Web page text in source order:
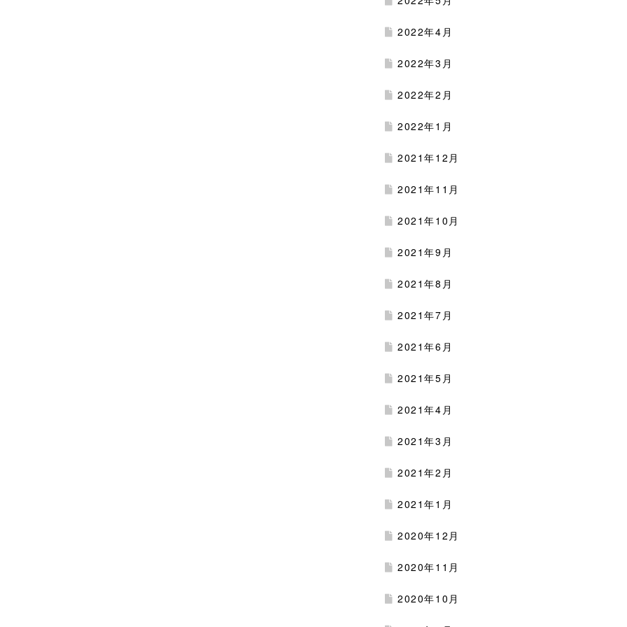
2022年4月
2022年3月
2022年2月
2022年1月
2021年12月
2021年11月
2021年10月
2021年9月
2021年8月
2021年7月
2021年6月
2021年5月
2021年4月
2021年3月
2021年2月
2021年1月
2020年12月
2020年11月
2020年10月